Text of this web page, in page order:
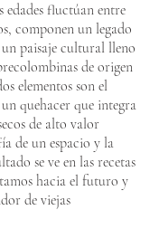
edades fluctúan entre
componen un legado
paisaje cultural lleno
de origen
elementos son el
quehacer que integra
de alto valor
de un espacio y la
se ve en las recetas
hacia el futuro y
de viejas